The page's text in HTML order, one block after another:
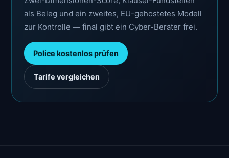
als Beleg und ein zweites, EU-gehostetes Modell
zur Kontrolle — final gibt ein Cyber-Berater frei.
Police kostenlos prüfen
Tarife vergleichen